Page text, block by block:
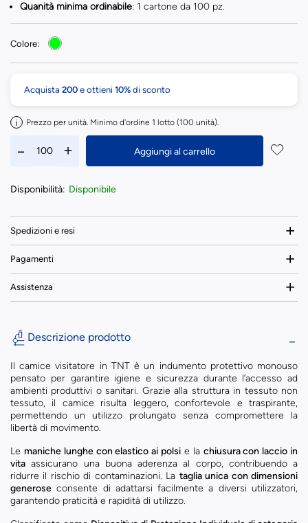
Quanità minima ordinabile: 1 cartone da 100 pz.
Colore:
Acquista 200 e ottieni 10% di sconto
Prezzo per unità. Minimo d'ordine 1 lotto (100 unità).
Aggiungi al carrello
Disponibilità: Disponibile
Spedizioni e resi
Pagamenti
Assistenza
Descrizione prodotto
Il camice visitatore in TNT è un indumento protettivo monouso
pensato per garantire igiene e sicurezza durante l’accesso ad
ambienti produttivi o sanitari. Grazie alla struttura in tessuto non
tessuto, il camice risulta leggero, confortevole e traspirante,
permettendo un utilizzo prolungato senza compromettere la
libertà di movimento.
Le maniche lunghe con elastico ai polsi e la chiusura con laccio in
vita assicurano una buona aderenza al corpo, contribuendo a
ridurre il rischio di contaminazioni. La taglia unica con dimensioni
generose consente di adattarsi facilmente a diversi utilizzatori,
garantendo praticità e rapidità di utilizzo.